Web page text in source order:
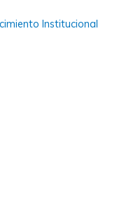
Institucional